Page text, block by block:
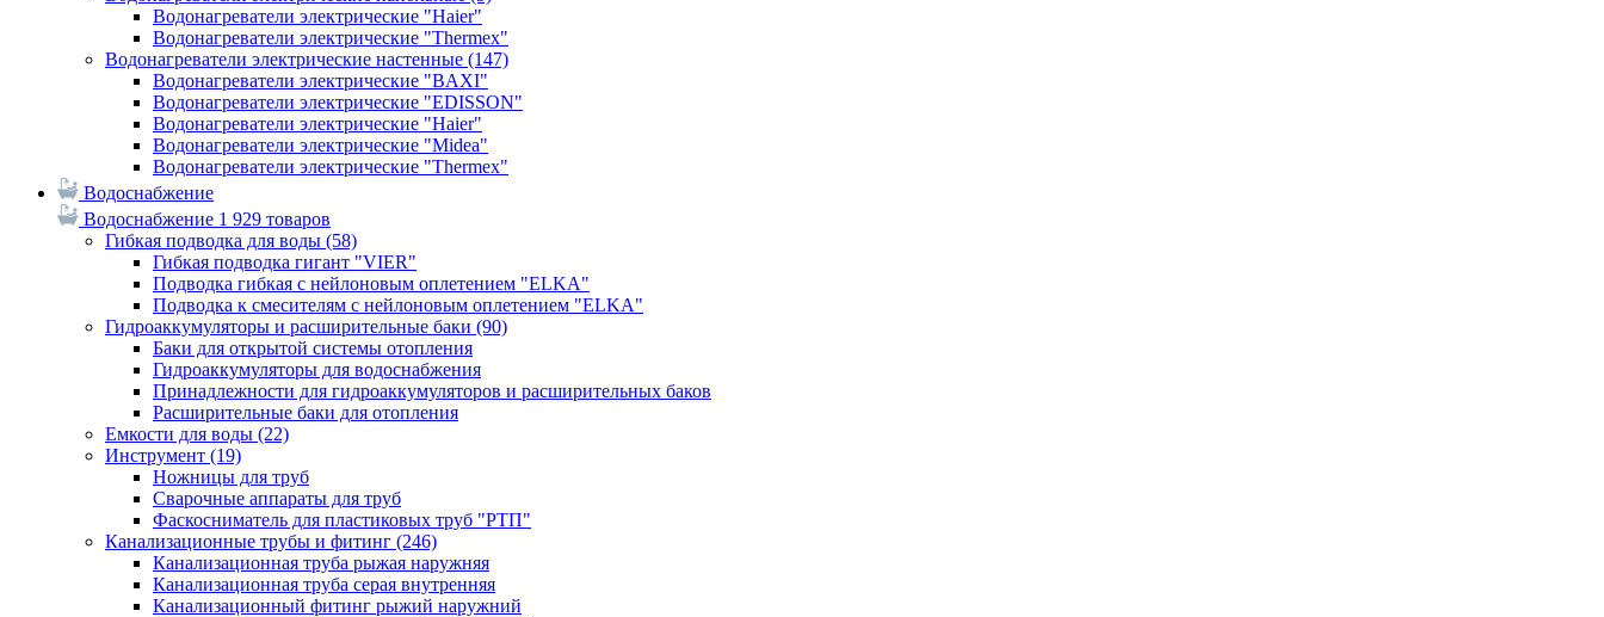
Водонагреватели электрические "Haier"
Водонагреватели электрические "Thermex"
Водонагреватели электрические настенные (147)
Водонагреватели электрические "BAXI"
Водонагреватели электрические "EDISSON"
Водонагреватели электрические "Haier"
Водонагреватели электрические "Midea"
Водонагреватели электрические "Thermex"
Водоснабжение
Водоснабжение 1 929 товаров
Гибкая подводка для воды (58)
Гибкая подводка гигант "VIER"
Подводка гибкая с нейлоновым оплетением "ELKA"
Подводка к смесителям с нейлоновым оплетением "ELKA"
Гидроаккумуляторы и расширительные баки (90)
Баки для открытой системы отопления
Гидроаккумуляторы для водоснабжения
Принадлежности для гидроаккумуляторов и расширительных баков
Расширительные баки для отопления
Емкости для воды (22)
Инструмент (19)
Ножницы для труб
Сварочные аппараты для труб
Фаскосниматель для пластиковых труб "РТП"
Канализационные трубы и фитинг (246)
Канализационная труба рыжая наружняя
Канализационная труба серая внутренняя
Канализационный фитинг рыжий наружний